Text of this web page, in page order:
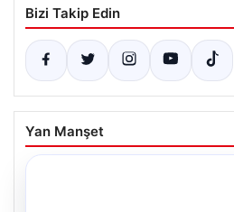
Bizi Takip Edin
Yan Manşet